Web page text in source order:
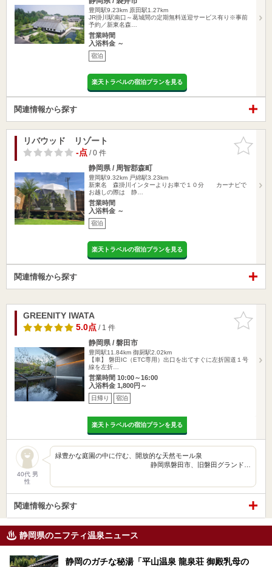
豊岡駅9.23km 原田駅1.27km
JR掛川駅南口～葛城間の定期無料送迎サービス有り※事前
予約／新東名森…
営業時間
入浴料金 ～
宿泊
楽天トラベルの宿泊プランを見る
関連情報から探す
お気に入
りに追加
リバウッド リゾート
-点/ 0 件
静岡県 / 周智郡森町
豊岡駅9.32km 戸綿駅3.23km
新東名 森掛川インターよりお車で１０分 カーナビで
お越しの際は 静…
営業時間
入浴料金 ～
宿泊
楽天トラベルの宿泊プランを見る
関連情報から探す
お気に入
りに追加
GREENITY IWATA
5.0点/ 1 件
静岡県 / 磐田市
豊岡駅11.84km 御厨駅2.02km
【車】 磐田IC（ETC専用）出口を出てすぐに左折国道１号
線を左折…
営業時間 10:00～16:00
入浴料金 1,800円～
日帰り 宿泊
楽天トラベルの宿泊プランを見る
40代 男
性
緑豊かな庭園の中に佇む、開放的な天然モール泉
静岡県磐田市、旧磐田グランド…
関連情報から探す
静岡県のニフティ温泉ニュース
静岡のガチな秘湯「平山温泉 龍泉荘 御殿乳母の